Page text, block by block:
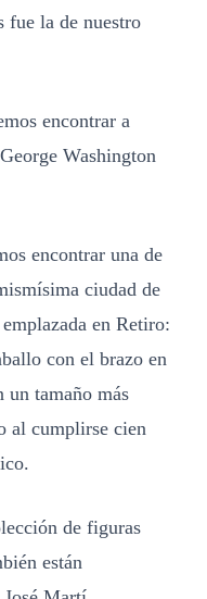
fue la de nuestro
encontrar a
Washington
encontrar una de
ciudad de
en Retiro:
con el brazo en
un tamaño más
al cumplirse cien
de figuras
están